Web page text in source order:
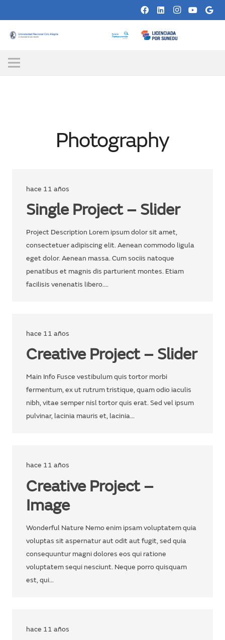
Photography
hace 11 años
Single Project – Slider
Project Description Lorem ipsum dolor sit amet,
consectetuer adipiscing elit. Aenean commodo ligula
eget dolor. Aenean massa. Cum sociis natoque
penatibus et magnis dis parturient montes. Etiam
facilisis venenatis libero.…
hace 11 años
Creative Project – Slider
Main Info Fusce vestibulum quis tortor morbi
fermentum, ex ut rutrum tristique, quam odio iaculis
nibh, vitae semper nisl tortor quis erat. Sed vel ipsum
pulvinar, lacinia mauris et, lacinia…
hace 11 años
Creative Project –
Image
Wonderful Nature Nemo enim ipsam voluptatem quia
voluptas sit aspernatur aut odit aut fugit, sed quia
consequuntur magni dolores eos qui ratione
voluptatem sequi nesciunt. Neque porro quisquam
est, qui…
hace 11 años